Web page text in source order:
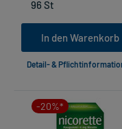
In den Warenkorb
Detail- &
-20%*